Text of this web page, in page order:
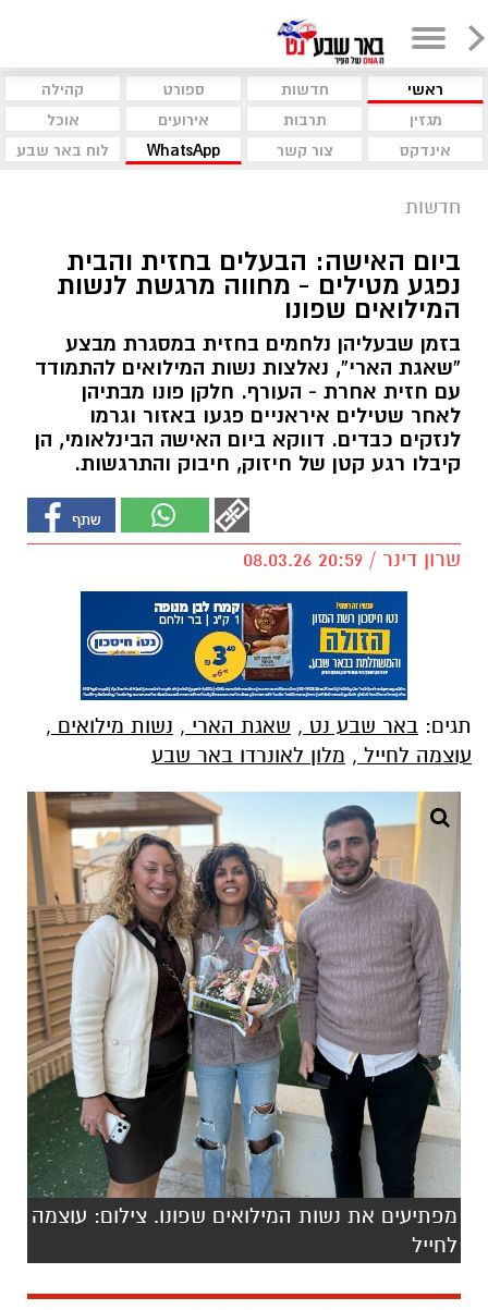
ראשי חדשות ספורט
קהילה
מגזין
תרבות אירועים
אוכל
אינדקס
צור קשר WhatsApp לוח באר שבע
חדשות
ביום האישה: הבעלים בחזית והבית
נפגע מטילים - מחווה מרגשת לנשות
המילואים שפונו
בזמן שבעליהן נלחמים בחזית במסגרת מבצע
“שאגת הארי”, נאלצות נשות המילואים להתמודד
עם חזית אחרת - העורף. חלקן פונו מבתיהן
לאחר שטילים איראניים פגעו באזור וגרמו
לנזקים כבדים. דווקא ביום האישה הבינלאומי, הן
קיבלו רגע קטן של חיזוק, חיבוק והתרגשות.
שרון דינר / 20:59 08.03.26
תגים: באר שבע נט , שאגת הארי , נשות מילואים ,
עוצמה לחייל , מלון לאונרדו באר שבע
מפתיעים את נשות המילואים שפונו. צילום: עוצמה
לחייל